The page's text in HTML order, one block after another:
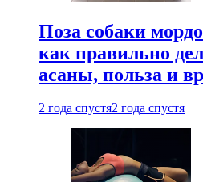
Поза собаки
как правильно
асаны, польза и
2 года спустя2 года спустя